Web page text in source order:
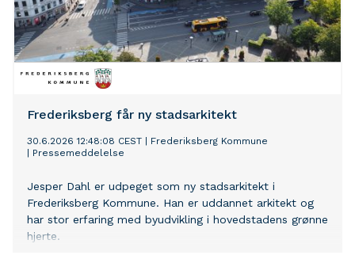
Frederiksberg får ny stadsarkitekt
30.6.2026 12:48:08 CEST
Frederiksberg Kommune
Pressemeddelelse
Jesper Dahl er udpeget som ny stadsarkitekt i
Frederiksberg Kommune. Han er uddannet arkitekt og
har stor erfaring med byudvikling i hovedstadens grønne
hjerte.